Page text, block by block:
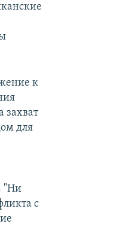
к
захват
для
"Ни
с